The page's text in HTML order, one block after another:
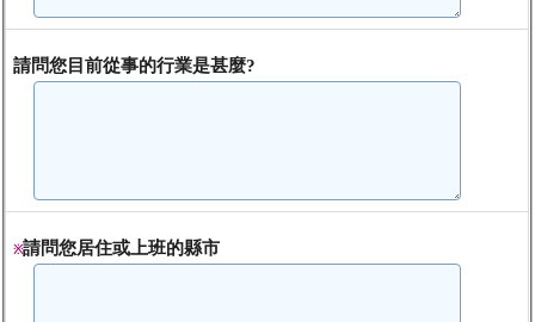
請問您目前從事的行業是甚麼?
※請問您居住或上班的縣市